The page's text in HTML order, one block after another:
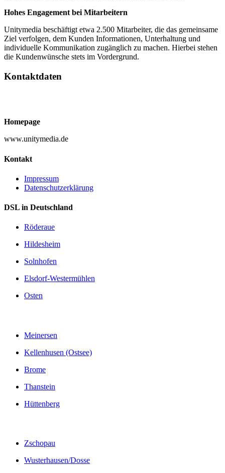
Hohes Engagement bei Mitarbeitern
Unitymedia beschäftigt etwa 2.500 Mitarbeiter, die das gemeinsame
Ziel verfolgen, dem Kunden Informationen, Unterhaltung und
individuelle Kommunikation zugänglich zu machen. Hierbei stehen
die Kundenwünsche stets im Vordergrund.
Kontaktdaten
Homepage
www.unitymedia.de
Kontakt
Impressum
Datenschutzerklärung
DSL in Deutschland
Röderaue
Hildesheim
Solnhofen
Elsdorf-Westermühlen
Osten
Meinersen
Kellenhusen (Ostsee)
Brome
Thanstein
Hüttenberg
Zschopau
Wusterhausen/Dosse